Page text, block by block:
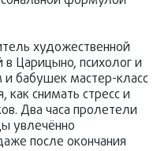
художественной
Царицыно, психолог и
бабушек мастер-класс
как снимать стресс и
Два часа пролетели
увлечённо
после окончания